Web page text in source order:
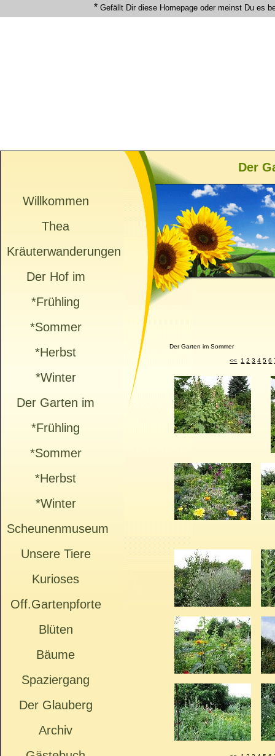
* Gefällt Dir diese Homepage oder meinst Du es
Willkommen
Thea
Kräuterwanderungen
Der Hof im
*Frühling
*Sommer
*Herbst
*Winter
Der Garten im
*Frühling
*Sommer
*Herbst
*Winter
Scheunenmuseum
Unsere Tiere
Kurioses
Off.Gartenpforte
Blüten
Bäume
Spaziergang
Der Glauberg
Archiv
Der
Der Garten im Sommer
<< 1 2 3 4 5 6